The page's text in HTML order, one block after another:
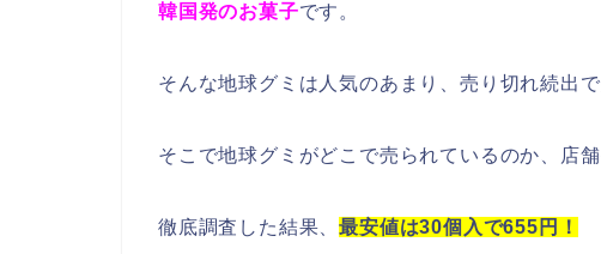
韓国発のお菓子です。
そんな地球グミは人気のあまり、売り切れ続出で
そこで地球グミがどこで売られているのか、店
徹底調査した結果、最安値は30個入で655円！